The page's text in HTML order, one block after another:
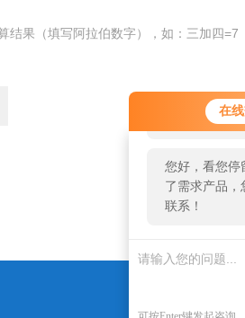
在
您好！欢迎
服务，请问
您好，看您停
了需求产品，
联系！
结果（填写阿拉伯数字），如：三加四=7